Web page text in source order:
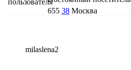
655 38 Москва
milaslena2